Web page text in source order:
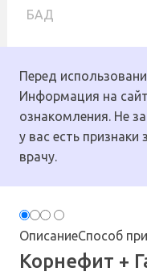
БАД
Перед
Информация на
ознакомления. Не
у вас есть признаки
врачу.
ОписаниеСпособ
Корнефит +